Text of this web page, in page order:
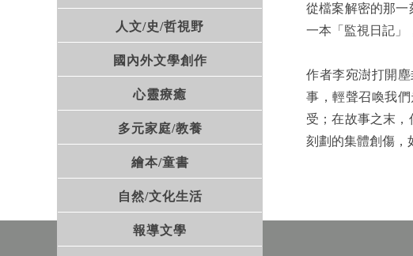
人文/史/哲視野
國內外文學創作
心靈療癒
多元家庭/教養
繪本/童書
自然/文化生活
報導文學
從檔案解密的那一
一本「監視日記」
作者李宛澍打開
事，輕聲召喚我
受；在故事之末
刻劃的集體創傷，